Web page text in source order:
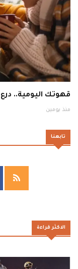
قهوتك اليومية..
منذ يومين
تابعنا
الاكثر قراءة